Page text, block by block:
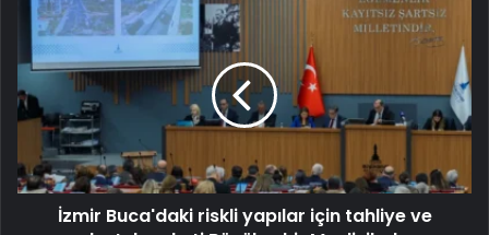
İzmir Buca'daki riskli yapılar için tahliye ve